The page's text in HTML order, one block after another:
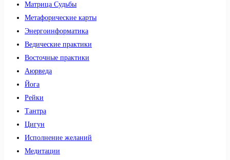
Матрица Судьбы
Метафорические карты
Энергоинформатика
Ведические практики
Восточные практики
Аюрведа
Йога
Рейки
Тантра
Цигун
Исполнение желаний
Медитации